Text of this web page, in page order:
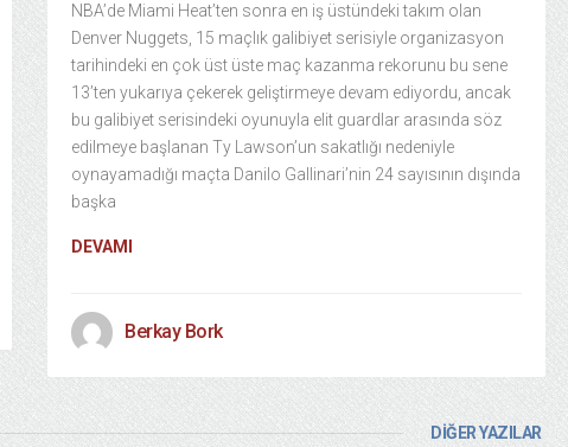
NBA’de Miami Heat’ten sonra en iş üstündeki takım olan
Denver Nuggets, 15 maçlık galibiyet serisiyle organizasyon
tarihindeki en çok üst üste maç kazanma rekorunu bu sene
13’ten yukarıya çekerek geliştirmeye devam ediyordu, ancak
bu galibiyet serisindeki oyunuyla elit guardlar arasında söz
edilmeye başlanan Ty Lawson’un sakatlığı nedeniyle
oynayamadığı maçta Danilo Gallinari’nin 24 sayısının dışında
başka
DEVAMI
Berkay Bork
DİĞER YAZILAR